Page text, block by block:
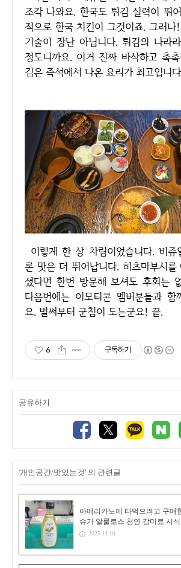
조각 나와요. 한국도 튀김 실력이 뛰
적으로 한국 치킨이 그것이죠. 그러
기술이 장난 아닙니다. 튀김의 나라
정도니까요. 이거 진짜 바삭하고 촉
김은 즉석에서 나온 요리가 최고입니
이렇게 한 상 차림이었습니다. 비쥬얼 상당하죠? 물
론 맛은 더 뛰어납니다. 히츠마부시
셨다면 한번 방문해 보셔도 후회는
다음번에는 이모티콘 멤버분들과 함
요. 벌써부터 군침이 도는군요! 끝.
6 구독하기
공유하기
'개인공간/맛있는것' 의 관련글
아메리카노에 타먹으려고 구매
슈가 알룰로스 천연 감미료 시식
2025.11.01